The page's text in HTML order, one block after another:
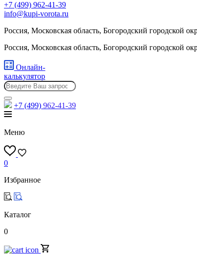
+7 (499) 962-41-39
info@kupi-vorota.ru
Россия, Московская область, Богородский городской
Россия, Московская область, Богородский городской
Онлайн-
калькулятор
+7 (499) 962-41-39
Меню
0
Избранное
Каталог
0